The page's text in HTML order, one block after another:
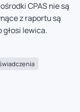
CPAS nie są
z raportu są
lewica.